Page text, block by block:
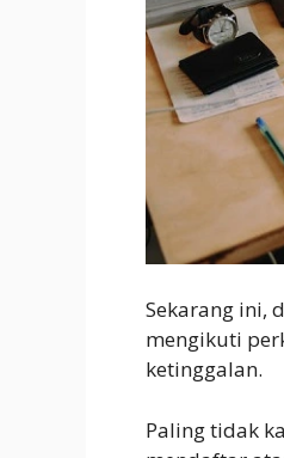
Sekarang ini,
mengikuti
ketinggalan.
Paling tidak